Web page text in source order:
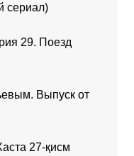
сериал)
29. Поезд
Выпуск от
27-қисм